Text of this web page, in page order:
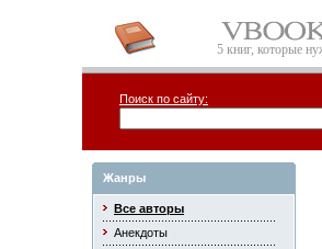
5 книг, которые
Поиск по сайту:
Жанры
Все авторы
Анекдоты